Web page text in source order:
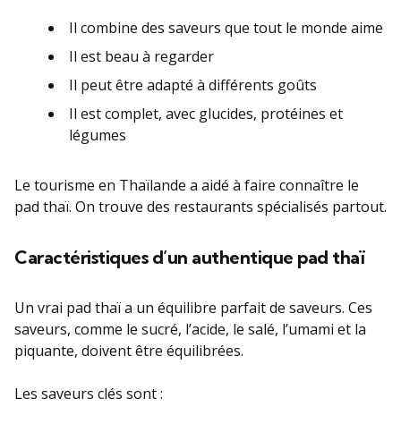
Il combine des saveurs que tout le monde aime
Il est beau à regarder
Il peut être adapté à différents goûts
Il est complet, avec glucides, protéines et
légumes
Le tourisme en Thaïlande a aidé à faire connaître le
pad thaï. On trouve des restaurants spécialisés partout.
Caractéristiques d’un authentique pad thaï
Un vrai pad thaï a un équilibre parfait de saveurs. Ces
saveurs, comme le sucré, l’acide, le salé, l’umami et la
piquante, doivent être équilibrées.
Les saveurs clés sont :